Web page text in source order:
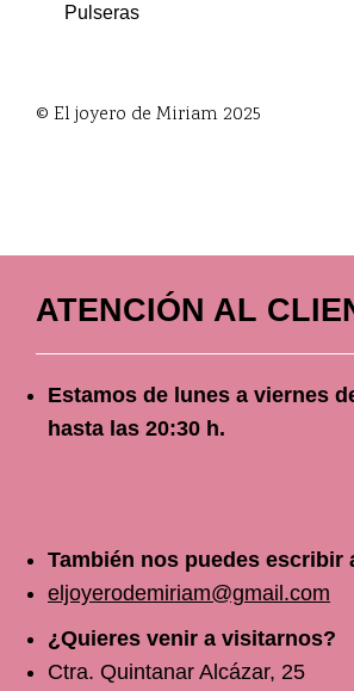
Pulseras
© El joyero de Miriam 2025
ATENCIÓN AL
Estamos de lunes a viernes
hasta las 20:30 h.
También nos puedes escribir
eljoyerodemiriam@gmail.com
¿Quieres venir a visitarnos?
Ctra. Quintanar Alcázar, 25